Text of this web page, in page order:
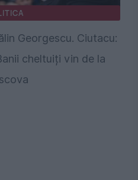
Georgescu. Ciutacu:
cheltuiți vin de la